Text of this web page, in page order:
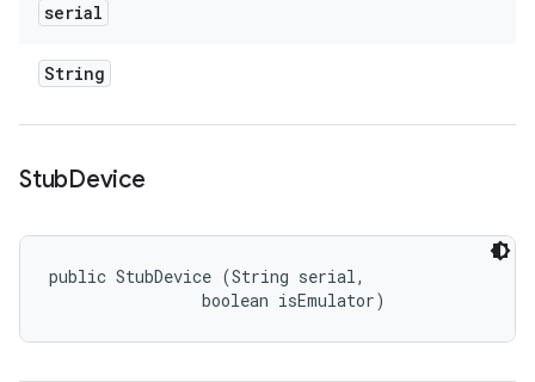
serial
String
StubDevice
public StubDevice (String serial,
                boolean isEmulator)